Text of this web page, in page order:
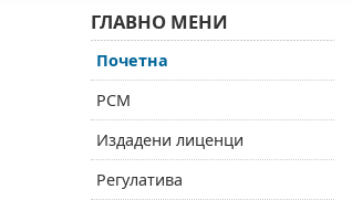
ГЛАВНО МЕНИ
Почетна
РСМ
Издадени лиценци
Регулатива